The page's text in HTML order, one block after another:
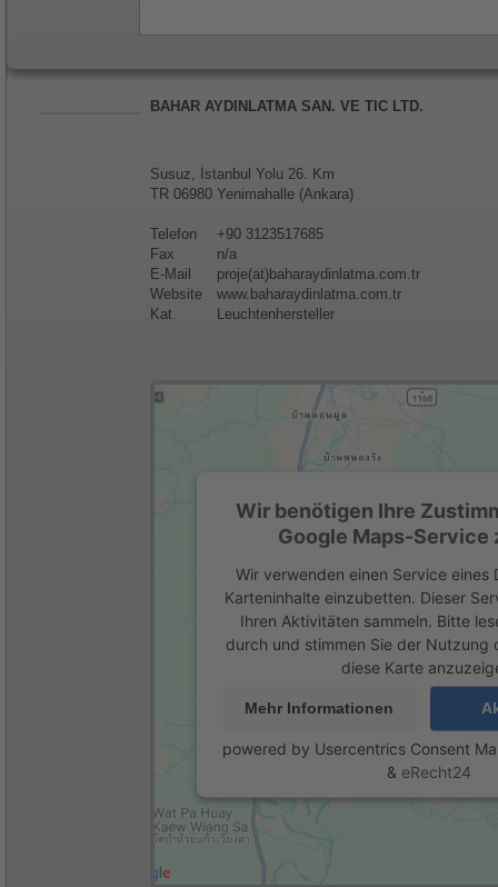
BAHAR AYDINLATMA SAN. VE TIC LTD.
Susuz, İstanbul Yolu 26. Km
TR 06980 Yenimahalle (Ankara)
Telefon
+90 3123517685
Fax
n/a
E-Mail
proje(at)baharaydinlatma.com.tr
Website
www.baharaydinlatma.com.tr
Kat.
Leuchtenhersteller
Wir benötigen Ihre
Google Maps-Service
Wir verwenden einen Service eines
Karteninhalte einzubetten. Dieser
Ihren Aktivitäten sammeln. Bitte
durch und stimmen Sie der Nutzung
diese Karte
Mehr Informationen
powered by Usercentrics Consent
& eRecht24